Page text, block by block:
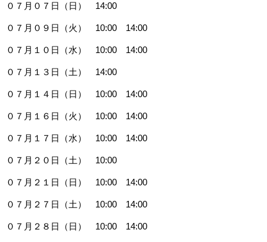
０７月０７日（日） 14:00
０７月０９日（火） 10:00 14:00
０７月１０日（水） 10:00 14:00
０７月１３日（土） 14:00
０７月１４日（日） 10:00 14:00
０７月１６日（火） 10:00 14:00
０７月１７日（水） 10:00 14:00
０７月２０日（土） 10:00
０７月２１日（日） 10:00 14:00
０７月２７日（土） 10:00 14:00
０７月２８日（日） 10:00 14:00